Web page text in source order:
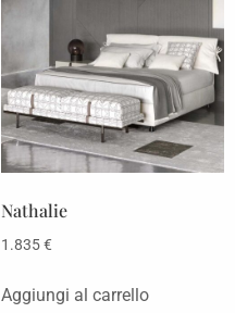
Nathalie
1.835€
Aggiungi al carrello